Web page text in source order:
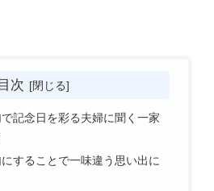
次
記念日を彩る夫婦に聞く一家
することで一味違う思い出に